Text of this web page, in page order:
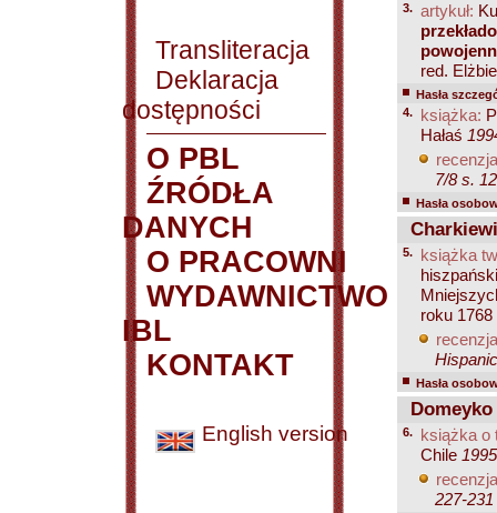
Transliteracja
Deklaracja
dostępności
O PBL
ŹRÓDŁA
DANYCH
O PRACOWNI
WYDAWNICTWO
IBL
KONTAKT
English version
3. artykuł:
red.
Hasła
4.
książka:
Hałaś
7/8 s.
Hasła
5.
książka
roku 1768
Hasła
6.
książka o
Chile 1995
227-231